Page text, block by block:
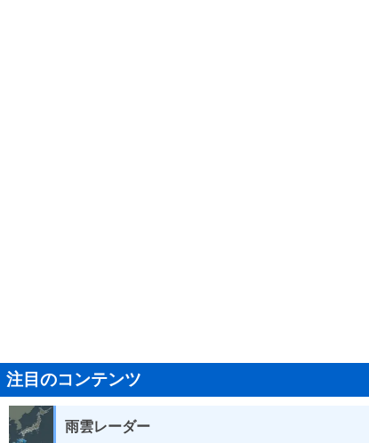
注目のコンテンツ
雨雲レーダー